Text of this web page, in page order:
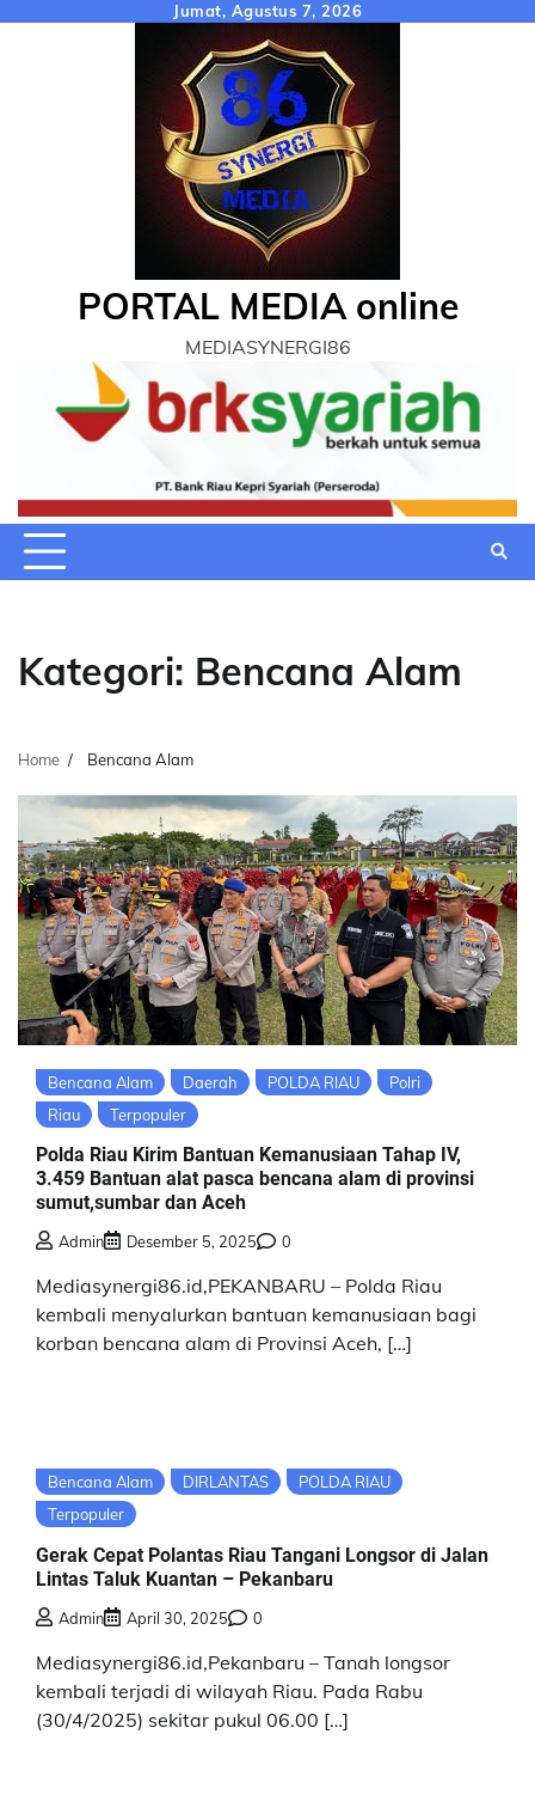
Jumat, Agustus 7, 2026
PORTAL MEDIA online
MEDIASYNERGI86
Kategori: Bencana Alam
Home Bencana Alam
Bencana Alam Daerah POLDA RIAU
Polri
Riau
Terpopuler
Polda Riau Kirim Bantuan Kemanusiaan Tahap IV,
3.459 Bantuan alat pasca bencana alam di provinsi
sumut,sumbar dan Aceh
Admin Desember 5, 2025 0
Mediasynergi86.id,PEKANBARU – Polda Riau
kembali menyalurkan bantuan kemanusiaan bagi
korban bencana alam di Provinsi Aceh, […]
Bencana Alam DIRLANTAS
POLDA RIAU
Terpopuler
Gerak Cepat Polantas Riau Tangani Longsor di Jalan
Lintas Taluk Kuantan – Pekanbaru
Admin April 30, 2025 0
Mediasynergi86.id,Pekanbaru – Tanah longsor
kembali terjadi di wilayah Riau. Pada Rabu
(30/4/2025) sekitar pukul 06.00 […]